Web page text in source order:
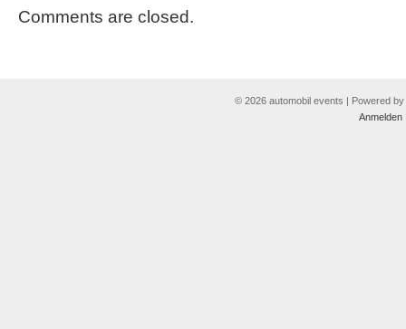
Comments are closed.
© 2026 automobil events | Powered by
Anmelden|